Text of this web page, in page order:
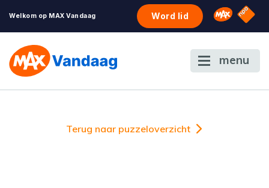
Welkom op MAX Vandaag Word lid Omroep
NPO
menu
Terug naar puzzeloverzicht